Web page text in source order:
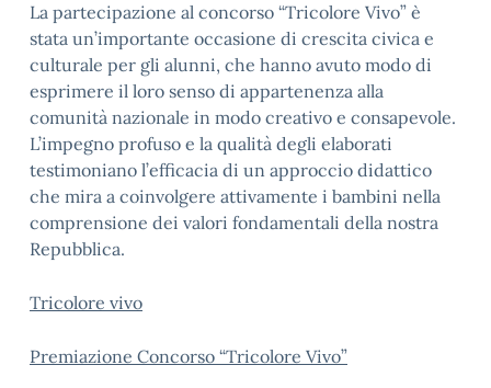
La partecipazione al concorso “Tricolore Vivo” è
stata un’importante occasione di crescita civica e
culturale per gli alunni, che hanno avuto modo di
esprimere il loro senso di appartenenza alla
comunità nazionale in modo creativo e consapevole.
L’impegno profuso e la qualità degli elaborati
testimoniano l’efficacia di un approccio didattico
che mira a coinvolgere attivamente i bambini nella
comprensione dei valori fondamentali della nostra
Repubblica.
Tricolore vivo
Premiazione Concorso “Tricolore Vivo”